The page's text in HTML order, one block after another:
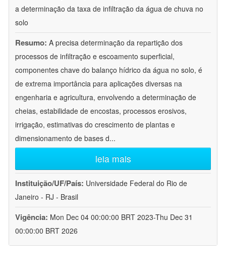
a determinação da taxa de infiltração da água de chuva no
solo
Resumo: A precisa determinação da repartição dos
processos de infiltração e escoamento superficial,
componentes chave do balanço hídrico da água no solo, é
de extrema importância para aplicações diversas na
engenharia e agricultura, envolvendo a determinação de
cheias, estabilidade de encostas, processos erosivos,
irrigação, estimativas do crescimento de plantas e
dimensionamento de bases d...
leia mais
Instituição/UF/País: Universidade Federal do Rio de
Janeiro - RJ - Brasil
Vigência: Mon Dec 04 00:00:00 BRT 2023-Thu Dec 31
00:00:00 BRT 2026